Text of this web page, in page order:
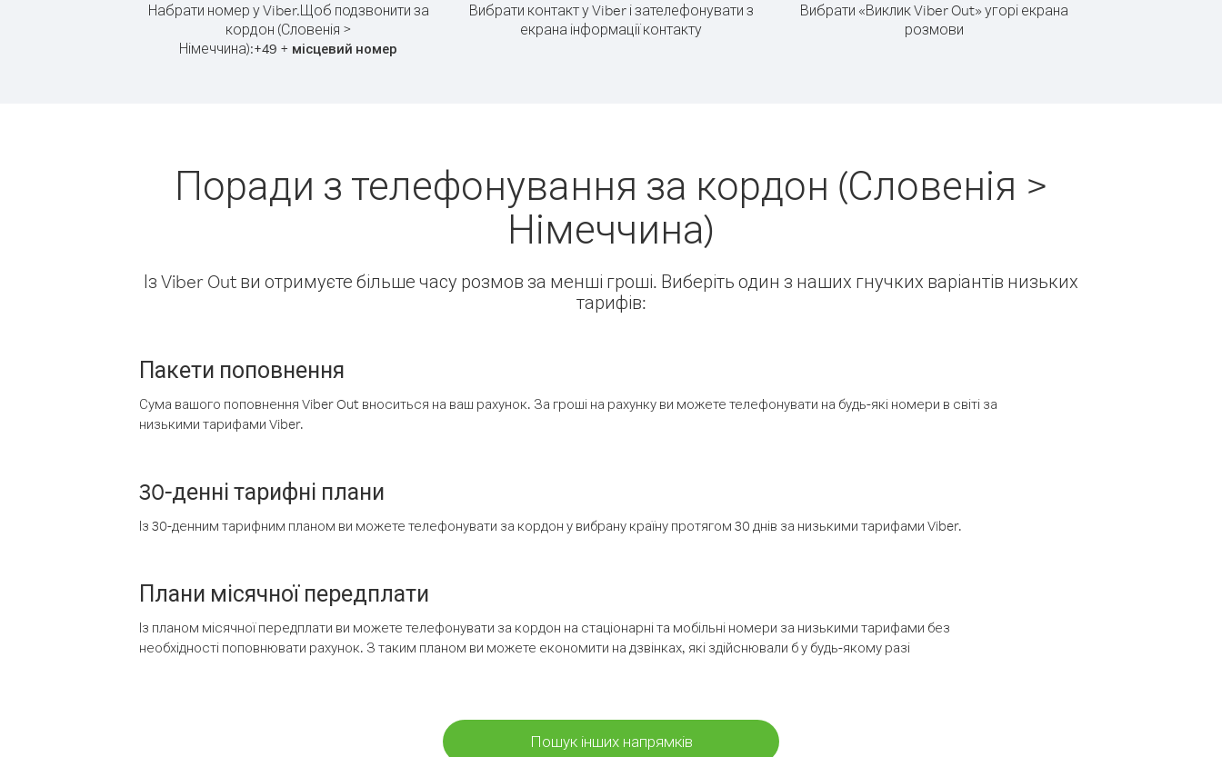
Набрати номер у Viber.Щоб подзвонити за
кордон (Словенія >
Німеччина):+49 + місцевий номер
Вибрати контакт у Viber і зателефонувати з
екрана інформації контакту
Вибрати «Виклик Viber Out» угорі екрана
розмови
Поради з телефонування за кордон (Словенія >
Німеччина)
Із Viber Out ви отримуєте більше часу розмов за менші гроші. Виберіть один з наших гнучких варіантів низьких
тарифів:
Пакети поповнення
Сума вашого поповнення Viber Out вноситься на ваш рахунок. За гроші на рахунку ви можете телефонувати на будь-які номери в світі за
низькими тарифами Viber.
30-денні тарифні плани
Із 30-денним тарифним планом ви можете телефонувати за кордон у вибрану країну протягом 30 днів за низькими тарифами Viber.
Плани місячної передплати
Із планом місячної передплати ви можете телефонувати за кордон на стаціонарні та мобільні номери за низькими тарифами без
необхідності поповнювати рахунок. З таким планом ви можете економити на дзвінках, які здійснювали б у будь-якому разі
Пошук інших напрямків